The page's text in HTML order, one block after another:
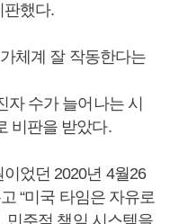
판했다.
체계 잘 작동한다는
자 수가 늘어나는 시
비판을 받았다.
었던 2020년 4월26
“미국 타임은 자유로
민주적 책임 시스템을